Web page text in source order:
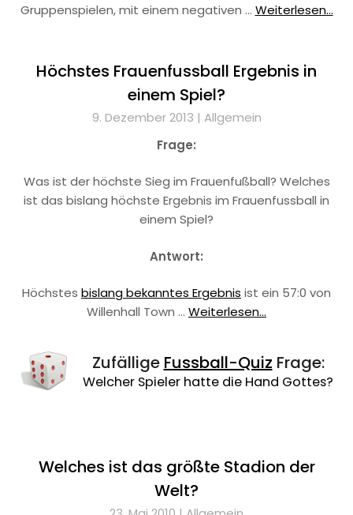
Gruppenspielen, mit einem negativen … Weiterlesen...
Höchstes Frauenfussball Ergebnis in
einem Spiel?
9. Dezember 2013 | Allgemein
Frage:
Was ist der höchste Sieg im Frauenfußball? Welches
ist das bislang höchste Ergebnis im Frauenfussball in
einem Spiel?
Antwort:
Höchstes bislang bekanntes Ergebnis ist ein 57:0 von
Willenhall Town … Weiterlesen...
Zufällige Fussball-Quiz Frage:
Welcher Spieler hatte die Hand Gottes?
Welches ist das größte Stadion der
Welt?